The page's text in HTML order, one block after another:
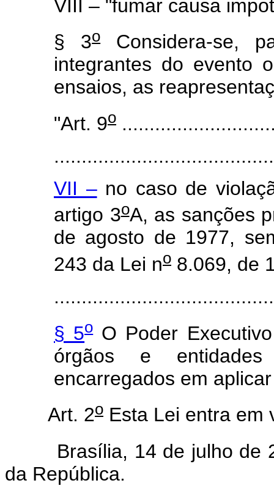
VIII – "fumar causa
§ 3oConsidera-se,
integrantes do evento
ensaios, as
"Art. 9o
VII –no caso de
artigo 3oA, as sanções
de agosto de 1977,
243 da Lei no 8.069, de
§ 5oO Poder
órgãos e
encarregados em
Art. 2o Esta Lei entra em
Brasília, 14 de julho de
da República.